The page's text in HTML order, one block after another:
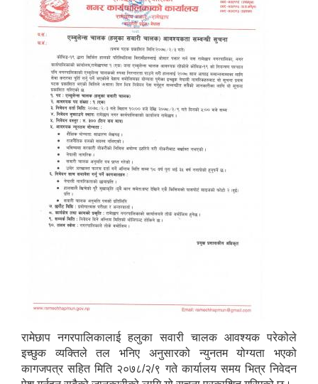
रामेछाप नगरपालिकालाई हलुका सवारी चालक आवश्यक परेकोले
इच्छुक व्यक्तिले तल भनिए अनुसारको न्युनतम योग्यता भएको
कागजपत्र सहित मिति २०७८/२/९ गते कार्यालय समय भित्र निवेदन